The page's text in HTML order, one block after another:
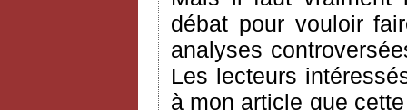
débat pour vouloir
analyses
Les lecteurs
à mon article que